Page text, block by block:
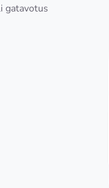
gatavotus